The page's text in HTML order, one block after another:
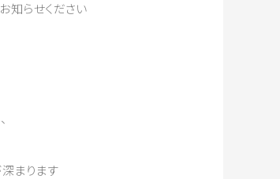
知らせください
まります